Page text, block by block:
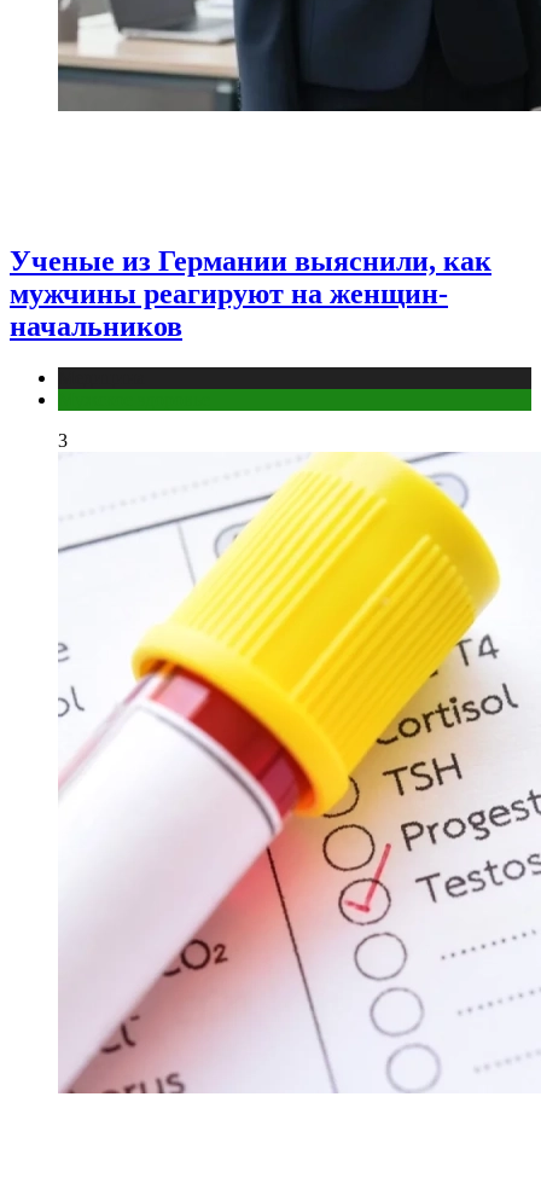
Ученые из Германии выяснили, как
мужчины реагируют на женщин-
начальников
3